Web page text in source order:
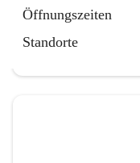
Öffnungszeiten
Standorte